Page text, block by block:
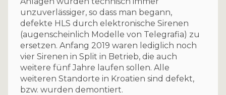
unzuverlässiger, so dass man begann,
defekte HLS durch elektronische Sirenen
(augenscheinlich Modelle von Telegrafia) zu
ersetzen. Anfang 2019 waren lediglich noch
vier Sirenen in Split in Betrieb, die auch
weitere fünf Jahre laufen sollen. Alle
weiteren Standorte in Kroatien sind defekt,
bzw. wurden demontiert.